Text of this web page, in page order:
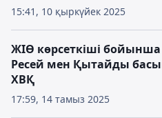
15:41, 10 қыркүйек 2025
17:59, 14 тамыз 2025
ЖІӨ көрсеткіші
Ресей мен Қытайды
ХВҚ